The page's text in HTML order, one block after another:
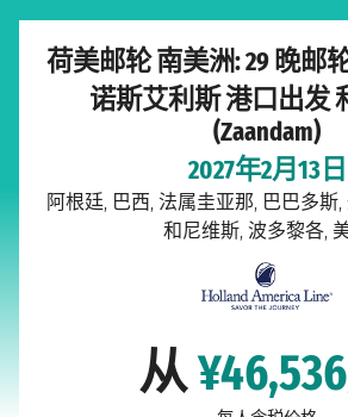
荷美邮轮 南美洲: 29 晚邮
诺斯艾利斯 港口出发
(Zaandam)
2027年2月13日
阿根廷, 巴西, 法属圭亚那, 巴巴多斯
和尼维斯, 波多黎各,
从¥46,536